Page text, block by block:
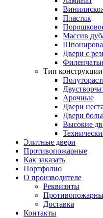
Пластик
Массив
Двери с
Тип конструкции
Арочные
Двери
Двери
Высокие
Элитные двери
Противопожарные
Как заказать
Портфолио
О производителе
Реквизиты
Доставка
Контакты